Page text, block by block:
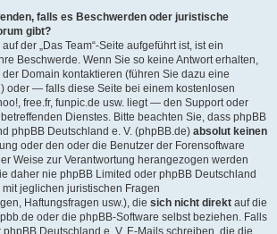
falls es Beschwerden oder juristische
gibt?
der „Das Team“-Seite aufgeführt ist, ist ein
Beschwerde. Wenn Sie so keine Antwort erhalten,
Domain kontaktieren (führen Sie dazu eine
oder — falls diese Seite bei einem kostenlosen
free.fr, funpic.de usw. liegt — den Support oder
Dienstes. Bitte beachten Sie, dass phpBB
phpBB Deutschland e. V. (phpBB.de) absolut keinen
oder den oder die Benutzer der Forensoftware
Weise zur Verantwortung herangezogen werden
daher nie phpBB Limited oder phpBB Deutschland
jeglichen juristischen Fragen
Haftungsfragen usw.), die sich nicht direkt auf die
oder die phpBB-Software selbst beziehen. Falls
Deutschland e. V. E-Mails schreiben, die die